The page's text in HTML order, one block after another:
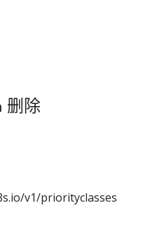
删除
v1/priorityclasses